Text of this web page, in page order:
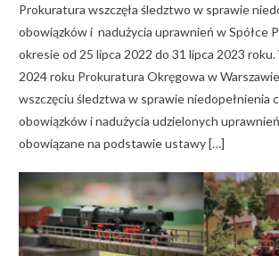
Prokuratura wszczęła śledztwo w sprawie
obowiązków i nadużycia uprawnień w Spółce
okresie od 25 lipca 2022 do 31 lipca 2023
2024 roku Prokuratura Okręgowa w
wszczęciu śledztwa w sprawie niedopełnienia
obowiązków i nadużycia udzielonych
obowiązane na podstawie ustawy […]